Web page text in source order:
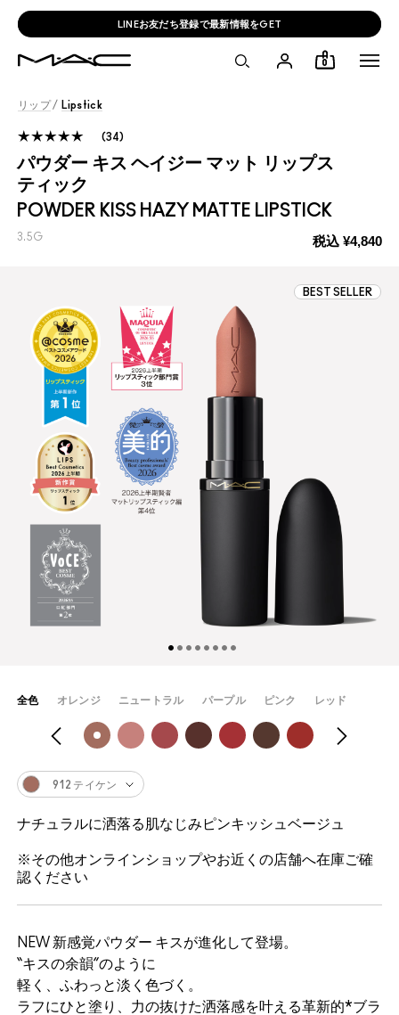
新ラスターガラス含む税込11,000円以上でスマートフォンミラー🩶
0
リップ/ Lipstick
パウダー キス ヘイジー マット リップス
ティック
POWDER KISS HAZY MATTE LIPSTICK
税込 ¥4,840
3.5G
34
BEST SELLER
NEW 新感覚パウダー キスが進化して登場。
“キスの余韻”のように
軽く、ふわっと淡く色づく。
ラフにひと塗り、力の抜けた洒落感を叶える革新的*ブラ
全色 オレンジ ニュートラル パープル ピンク レッド
912 テイケン
ナチュラルに洒落る肌なじみピンキッシュベージュ
※その他オンラインショップやお近くの店舗へ在庫ご確
認ください